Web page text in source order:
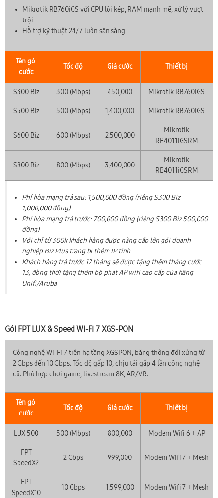
Mikrotik RB760iGS với CPU lõi kép, RAM mạnh mẽ, xử lý vượt
trội
Hỗ trợ kỹ thuật 24/7 luôn sẵn sàng
Tên gói
cước
Tốc độ Giá cước Thiết bị
S300 Biz 300 (Mbps) 450,000 Mikrotik RB760iGS
S500 Biz 500 (Mbps) 1,400,000 Mikrotik RB760iGS
S600 Biz 600 (Mbps) 2,500,000
Mikrotik
RB4011iGSRM
S800 Biz 800 (Mbps) 3,400,000
Mikrotik
RB4011iGSRM
Phí hòa mạng trả sau: 1,500,000 đồng (riêng S300 Biz
1,000,000 đồng)
Phí hòa mạng trả trước: 700,000 đồng (riêng S300 Biz 500,000
đồng)
Với chỉ từ 300k khách hàng được nâng cấp lên gói doanh
nghiệp Biz Plus trang bị thêm IP tĩnh
Khách hàng trả trước 12 tháng sẽ được tặng thêm tháng cước
13, đồng thời tặng thêm bộ phát AP wifi cao cấp của hãng
Unifi/Aruba
Gói FPT LUX & Speed Wi-Fi 7 XGS-PON
Công nghệ Wi-Fi 7 trên hạ tầng XGSPON, băng thông đối xứng từ
2 Gbps đến 10 Gbps. Tốc độ gấp 10, chịu tải gấp 4 lần công nghệ
cũ. Phù hợp chơi game, livestream 8K, AR/VR.
Tên gói
cước
Tốc độ Giá cước Thiết bị
LUX 500 500 (Mbps) 800,000 Modem Wifi 6 + AP
FPT
SpeedX2
2 Gbps 999,000 Modem Wifi 7 + Mesh
FPT
SpeedX10
10 Gbps 1,599,000 Modem Wifi 7 + Mesh